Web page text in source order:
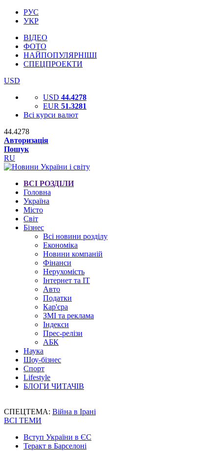
РУС
УКР
ВІДЕО
ФОТО
НАЙПОПУЛЯРНІШІ
СПЕЦПРОЕКТИ
USD
USD 44.4278
EUR 51.3281
Всі курси валют
44.4278
Авторизація
Пошук
RU
ВСІ РОЗДІЛИ
Головна
Україна
Місто
Світ
Бізнес
Всі новини розділу
Економіка
Новини компаній
Фінанси
Нерухомість
Інтернет та IT
Авто
Податки
Кар'єра
ЗМІ та реклама
Індекси
Прес-релізи
АБК
Наука
Шоу-бізнес
Спорт
Lifestyle
БЛОГИ ЧИТАЧІВ
СПЕЦТЕМА: Війна в Ірані
ВСІ ТЕМИ
Вступ України в ЄС
Теракт в Барселоні